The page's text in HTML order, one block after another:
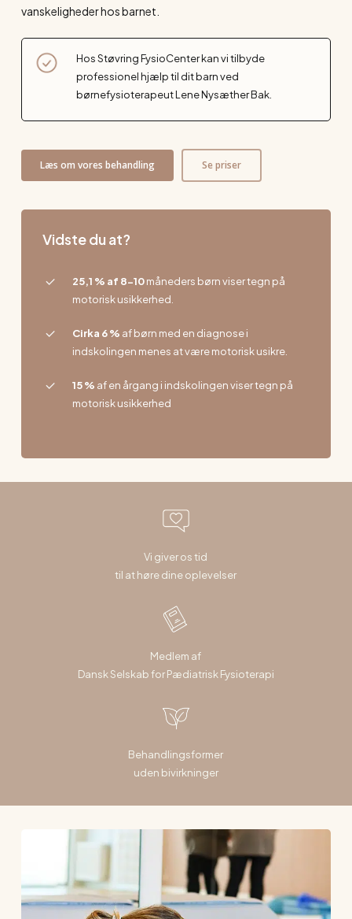
vanskeligheder hos barnet.
Hos Støvring FysioCenter kan vi tilbyde
professionel hjælp til dit barn ved
børnefysioterapeut Lene Nysæther Bak.
Læs om vores behandling Se priser
Vidste du at?
25,1 % af 8-10måneders børn viser tegn på
motorisk usikkerhed.
Cirka 6 % af børn med en diagnose i
indskolingen menes at være motorisk usikre.
15 % af en årgang i indskolingen viser tegn på
motorisk usikkerhed
Vi giver os tid
til at høre dine oplevelser
Medlem af
Dansk Selskab for Pædiatrisk Fysioterapi
Behandlingsformer
uden bivirkninger